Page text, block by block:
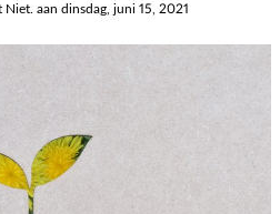
Niet. aan dinsdag, juni 15, 2021